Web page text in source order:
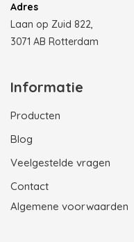
Adres
Laan op Zuid 822,
3071 AB Rotterdam
Informatie
Producten
Blog
Veelgestelde vragen
Contact
Algemene voorwaarden